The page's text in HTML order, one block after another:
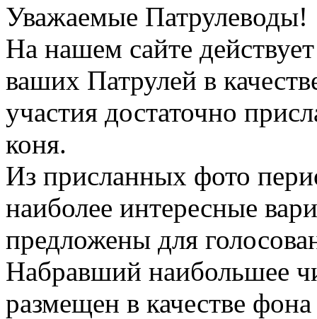
Уважаемые Патрулеводы!
На нашем сайте
ваших Патрулей в
участия достаточно
коня.
Из присланных фото
наиболее интересные
предложены для
Набравший наибольшее
размещен в качестве